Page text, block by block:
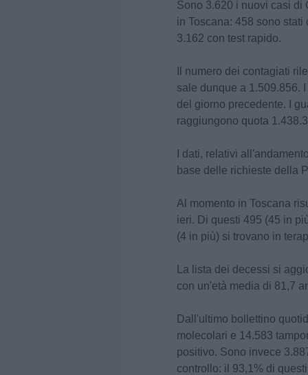
Sono 3.620 i nuovi casi di
in Toscana: 458 sono
3.162 con test rapido.
Il numero dei contagiati
sale dunque a 1.509.856.
del giorno precedente. I
raggiungono quota
I dati, relativi
base delle richieste della
Al momento in Toscana
ieri. Di questi 495 (45 in
(4 in più) si trovano in
La lista dei decessi si
con un'età media di 81,7
Dall'ultimo bollettino
molecolari e 14.583
positivo. Sono invece
controllo: il 93,1% di